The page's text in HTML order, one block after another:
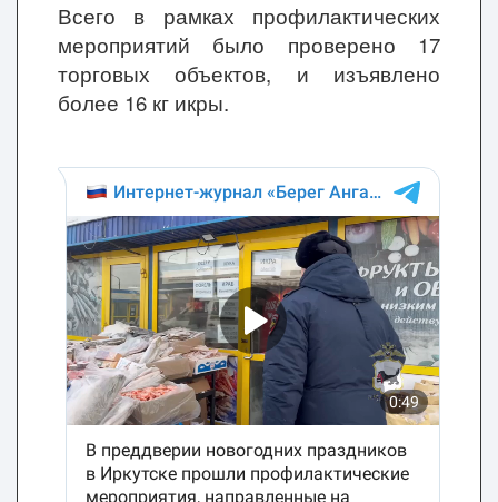
Всего в рамках профилактических
мероприятий было проверено 17
торговых объектов, и изъявлено
более 16 кг икры.